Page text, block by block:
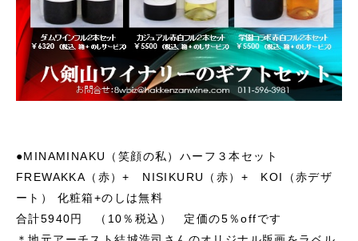
●MINAMINAKU（笑顔の私）ハーフ３本セット
FREWAKKA（赤）+ NISIKURU（赤）+ KOI（赤デザ
ート）
化粧箱+のしは無料
合計5940円 （10％税込） 定価の5％offです